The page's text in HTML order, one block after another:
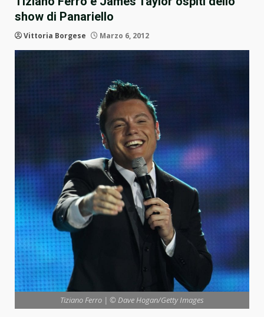
show di Panariello
Vittoria Borgese Marzo 6, 2012
Tiziano Ferro | © Dave Hogan/Getty Images